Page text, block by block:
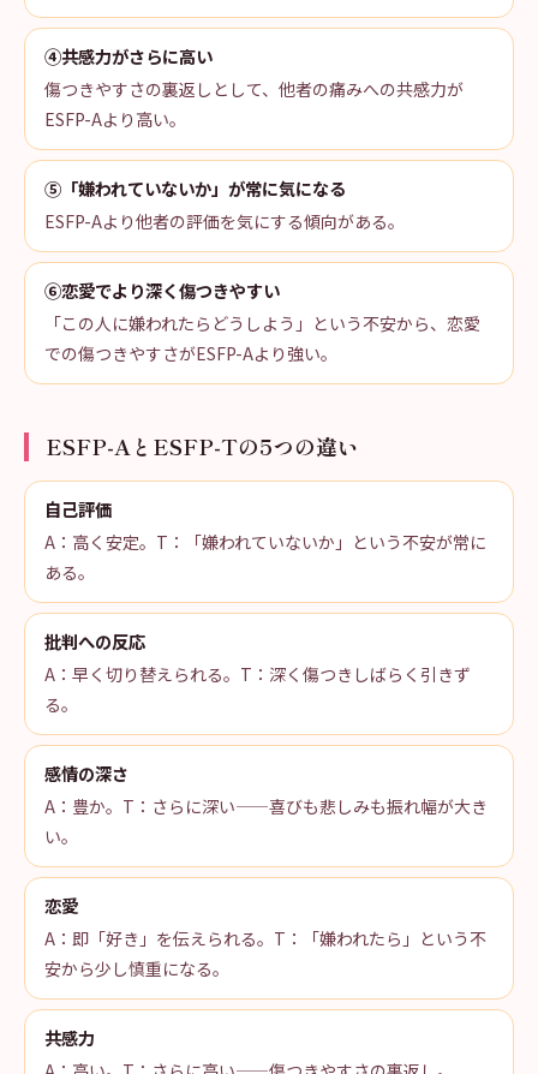
④共感力がさらに高い
傷つきやすさの裏返しとして、他者の痛みへの共感力が
ESFP-Aより高い。
⑤「嫌われていないか」が常に気になる
ESFP-Aより他者の評価を気にする傾向がある。
⑥恋愛でより深く傷つきやすい
「この人に嫌われたらどうしよう」という不安から、恋愛
での傷つきやすさがESFP-Aより強い。
ESFP-AとESFP-Tの5つの違い
自己評価
A：高く安定。T：「嫌われていないか」という不安が常に
ある。
批判への反応
A：早く切り替えられる。T：深く傷つきしばらく引きず
る。
感情の深さ
A：豊か。T：さらに深い——喜びも悲しみも振れ幅が大き
い。
恋愛
A：即「好き」を伝えられる。T：「嫌われたら」という不
安から少し慎重になる。
共感力